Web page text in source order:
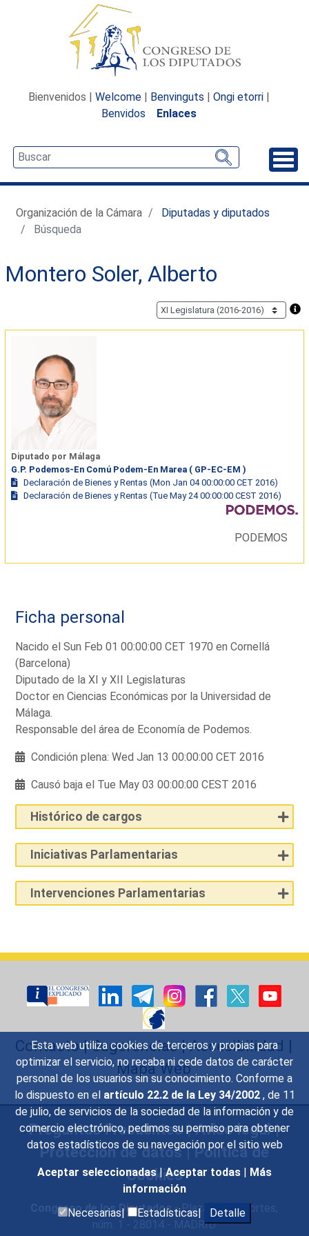
Esta web utiliza cookies de terceros y propias para
optimizar el servicio, no recaba ni cede datos de carácter
personal de los usuarios sin su conocimiento. Conforme a
lo dispuesto en el artículo 22.2 de la Ley 34/2002 , de 11
de julio, de servicios de la sociedad de la información y de
comercio electrónico, pedimos su permiso para obtener
datos estadísticos de su navegación por el sitio web
Aceptar seleccionadas | Aceptar todas | Más
información
Necesarias|
Estadísticas| Detalle
Bienvenidos | Welcome | Benvinguts | Ongi etorri |
Benvidos
Enlaces
Organización de la Cámara
Diputadas y diputados
Búsqueda
Montero Soler, Alberto
Diputado por Málaga
G.P. Podemos-En Comú Podem-En Marea ( GP-EC-EM )
Declaración de Bienes y Rentas (Mon Jan 04 00:00:00 CET 2016)
Declaración de Bienes y Rentas (Tue May 24 00:00:00 CEST 2016)
PODEMOS
Ficha personal
Nacido el Sun Feb 01 00:00:00 CET 1970 en Cornellá
(Barcelona)
Diputado de la XI y XII Legislaturas
Doctor en Ciencias Económicas por la Universidad de
Málaga.
Responsable del área de Economía de Podemos.
Condición plena: Wed Jan 13 00:00:00 CET 2016
Causó baja el Tue May 03 00:00:00 CEST 2016
Histórico de cargos
Iniciativas Parlamentarias
Intervenciones Parlamentarias
Contacto|Sugerencias|Accesibilidad |
Mapa Web
Preguntas Frecuentes|Aviso legal|
Protección de datos|Política de
Cookies
Congreso de los Diputados- Plaza de las Cortes,
núm. 1 - 28014 - MADRID